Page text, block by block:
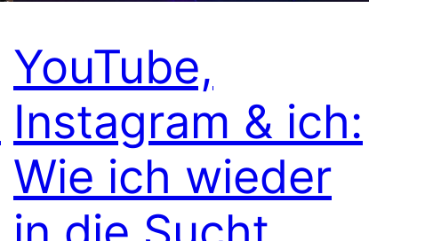
YouTube,
Instagram & ich:
Wie ich wieder